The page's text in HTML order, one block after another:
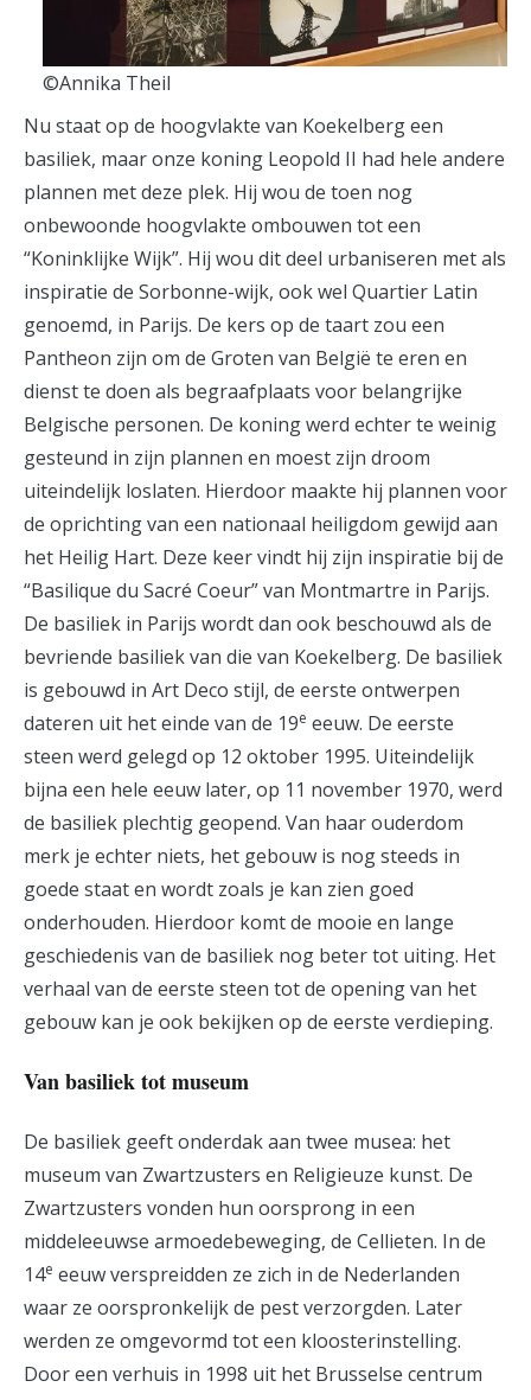
©Annika Theil
Nu staat op de hoogvlakte van Koekelberg een
basiliek, maar onze koning Leopold II had hele andere
plannen met deze plek. Hij wou de toen nog
onbewoonde hoogvlakte ombouwen tot een
“Koninklijke Wijk”. Hij wou dit deel urbaniseren met als
inspiratie de Sorbonne-wijk, ook wel Quartier Latin
genoemd, in Parijs. De kers op de taart zou een
Pantheon zijn om de Groten van België te eren en
dienst te doen als begraafplaats voor belangrijke
Belgische personen. De koning werd echter te weinig
gesteund in zijn plannen en moest zijn droom
uiteindelijk loslaten. Hierdoor maakte hij plannen voor
de oprichting van een nationaal heiligdom gewijd aan
het Heilig Hart. Deze keer vindt hij zijn inspiratie bij de
“Basilique du Sacré Coeur” van Montmartre in Parijs.
De basiliek in Parijs wordt dan ook beschouwd als de
bevriende basiliek van die van Koekelberg. De basiliek
is gebouwd in Art Deco stijl, de eerste ontwerpen
dateren uit het einde van de 19e eeuw. De eerste
steen werd gelegd op 12 oktober 1995. Uiteindelijk
bijna een hele eeuw later, op 11 november 1970, werd
de basiliek plechtig geopend. Van haar ouderdom
merk je echter niets, het gebouw is nog steeds in
goede staat en wordt zoals je kan zien goed
onderhouden. Hierdoor komt de mooie en lange
geschiedenis van de basiliek nog beter tot uiting. Het
verhaal van de eerste steen tot de opening van het
gebouw kan je ook bekijken op de eerste verdieping.
Van basiliek tot museum
De basiliek geeft onderdak aan twee musea: het
museum van Zwartzusters en Religieuze kunst. De
Zwartzusters vonden hun oorsprong in een
middeleeuwse armoedebeweging, de Cellieten. In de
14e eeuw verspreidden ze zich in de Nederlanden
waar ze oorspronkelijk de pest verzorgden. Later
werden ze omgevormd tot een kloosterinstelling.
Door een verhuis in 1998 uit het Brusselse centrum